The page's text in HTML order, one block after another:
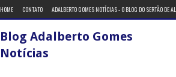
HOME CONTATO ADALBERTO GOMES NOTÍCIAS - O BLOG DO SERTÃO DE
Blog Adalberto Gomes
Notícias